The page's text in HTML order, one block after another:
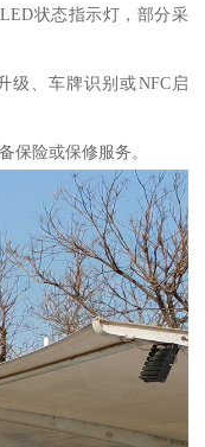
状态指示灯，部分采
级、车牌识别或NFC启
保险或保修服务。